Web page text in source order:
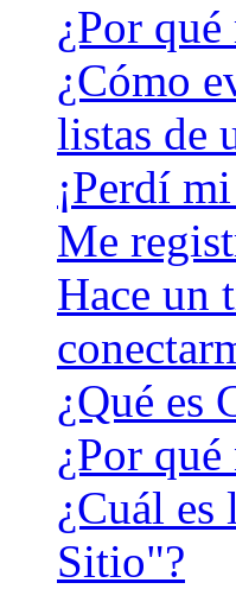
¿Por
¿Cómo
listas de
¡Perdí
Me
Hace un
¿Qué es
¿Por
¿Cuál
Sitio"?